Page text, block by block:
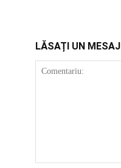
LĂSAȚI UN MESAJ